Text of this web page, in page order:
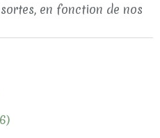
en fonction de nos